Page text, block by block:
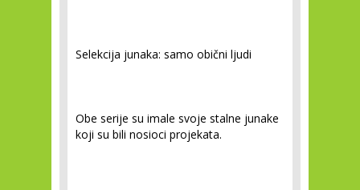
Selekcija junaka: samo obični ljudi
Obe serije su imale svoje stalne junake
koji su bili nosioci projekata.